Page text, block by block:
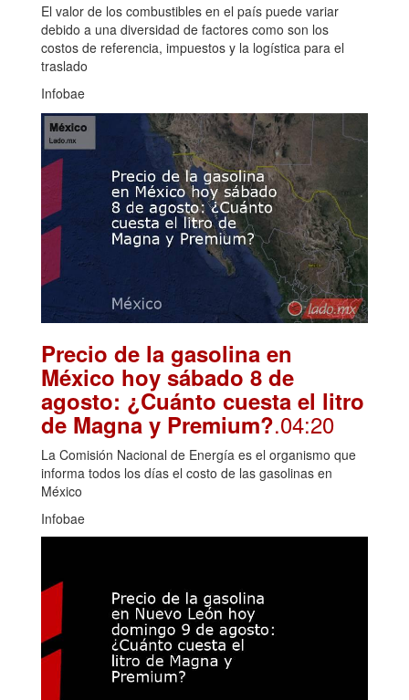
El valor de los combustibles en el país puede variar
debido a una diversidad de factores como son los
costos de referencia, impuestos y la logística para el
traslado
Infobae
Precio de la gasolina en
México hoy sábado 8 de
agosto: ¿Cuánto cuesta el litro
de Magna y Premium?.04:20
La Comisión Nacional de Energía es el organismo que
informa todos los días el costo de las gasolinas en
México
Infobae